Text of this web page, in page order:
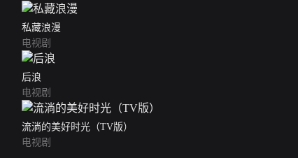
私藏浪漫
电视剧
后浪
电视剧
流淌的美好时光（TV版）
电视剧